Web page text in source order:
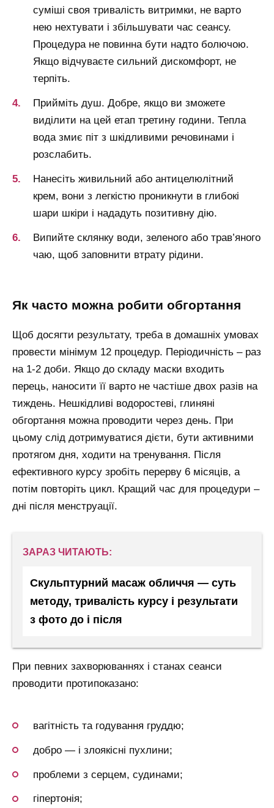
суміші своя тривалість витримки, не варто
нею нехтувати і збільшувати час сеансу.
Процедура не повинна бути надто болючою.
Якщо відчуваєте сильний дискомфорт, не
терпіть.
Прийміть душ. Добре, якщо ви зможете
виділити на цей етап третину години. Тепла
вода змиє піт з шкідливими речовинами і
розслабить.
Нанесіть живильний або антицелюлітний
крем, вони з легкістю проникнути в глибокі
шари шкіри і нададуть позитивну дію.
Випийте склянку води, зеленого або трав’яного
чаю, щоб заповнити втрату рідини.
як часто можна робити обгортання
Щоб досягти результату, треба в домашніх умовах
провести мінімум 12 процедур. Періодичність – раз
на 1-2 доби. Якщо до складу маски входить
перець, наносити її варто не частіше двох разів на
тиждень. Нешкідливі водоростеві, глиняні
обгортання можна проводити через день. При
цьому слід дотримуватися дієти, бути активними
протягом дня, ходити на тренування. Після
ефективного курсу зробіть перерву 6 місяців, а
потім повторіть цикл. Кращий час для процедури –
дні після менструації.
ЗАРАЗ ЧИТАЮТЬ:
Скульптурний масаж обличчя — суть
методу, тривалість курсу і результати
з фото до і після
При певних захворюваннях і станах сеанси
проводити протипоказано:
вагітність та годування груддю;
добро — і злоякісні пухлини;
проблеми з серцем, судинами;
гіпертонія;